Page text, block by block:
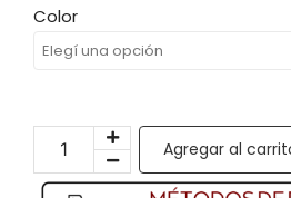
Color
Agregar al